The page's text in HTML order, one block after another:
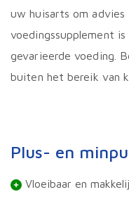
uw huisarts om advies
voedingssupplement
gevarieerde voeding.
buiten het bereik van
Plus- en
Vloeibaar en